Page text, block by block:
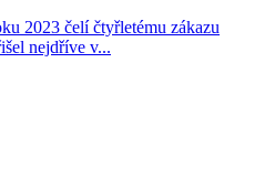
2023 čelí čtyřletému zákazu
nejdříve v...